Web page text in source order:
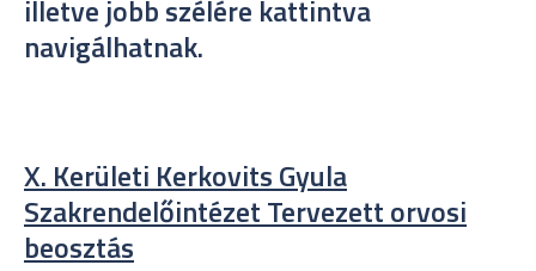
illetve jobb szélére kattintva
navigálhatnak.
X. Kerületi Kerkovits Gyula
Szakrendelőintézet Tervezett orvosi
beosztás